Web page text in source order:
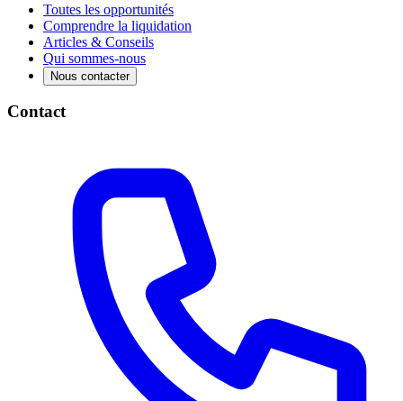
Toutes les opportunités
Comprendre la liquidation
Articles & Conseils
Qui sommes-nous
Nous contacter
Contact